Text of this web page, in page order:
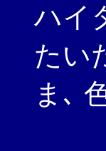
ハイ
たい
ま､